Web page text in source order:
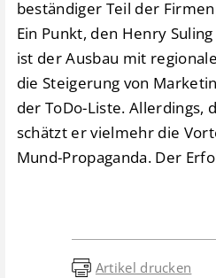
beständiger Teil der
Ein Punkt, den Henry
ist der Ausbau mit
die Steigerung von
der ToDo-Liste. Allerdings,
schätzt er vielmehr die
Mund-Propaganda. Der
Artikel drucken